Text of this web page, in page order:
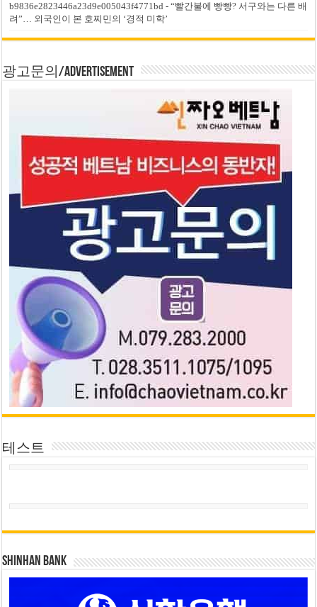
b9836e2823446a23d9e005043f4771bd -“빨간불에 빵빵? 서구와는 다른 배
려”… 외국인이 본 호찌민의 ‘경적 미학’
광고문의/Advertisement
테스트
SHINHAN BANK